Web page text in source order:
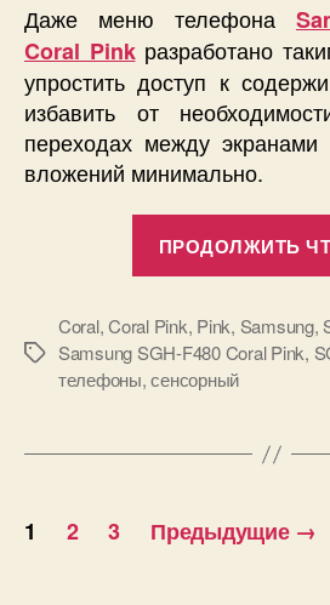
Даже меню телефона
Coral Pinkразработано
упростить доступ к
избавить от
переходах между
вложений минимально.
ПРОДОЛЖИТЬ
Метки
Coral,Coral Pink, Pink, Samsung,
Samsung SGH-F480 Coral Pink,
телефоны,сенсорный
Пагинация
1 2 3 Предыдущие →